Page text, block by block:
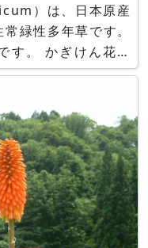
）は、日本原産
緑性多年草です。
ん花図
www.flower-